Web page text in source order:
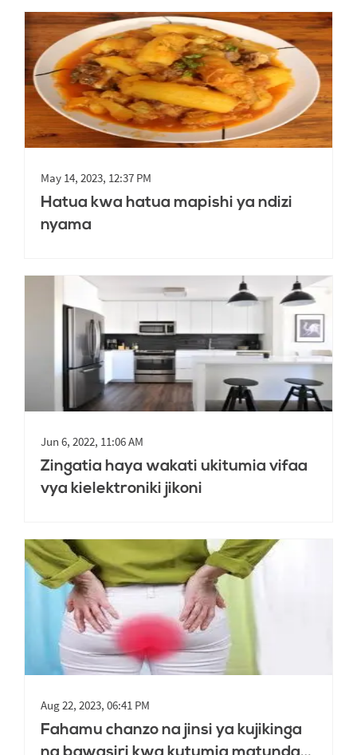
May 14, 2023, 12:37 PM
Hatua kwa hatua mapishi ya ndizi
nyama
Jun 6, 2022, 11:06 AM
Zingatia haya wakati ukitumia vifaa
vya kielektroniki jikoni
Aug 22, 2023, 06:41 PM
Fahamu chanzo na jinsi ya kujikinga